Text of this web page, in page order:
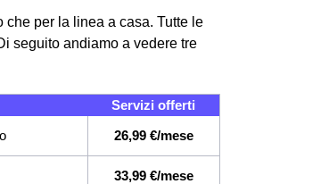
che per la linea a casa. Tutte le
seguito andiamo a vedere tre
Servizi offerti
26,99 €/mese
33,99 €/mese